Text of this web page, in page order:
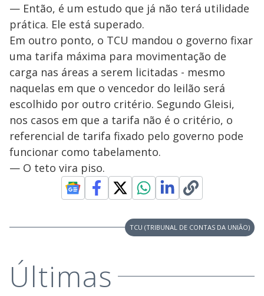
— Então, é um estudo que já não terá utilidade
prática. Ele está superado.
Em outro ponto, o TCU mandou o governo fixar
uma tarifa máxima para movimentação de
carga nas áreas a serem licitadas - mesmo
naquelas em que o vencedor do leilão será
escolhido por outro critério. Segundo Gleisi,
nos casos em que a tarifa não é o critério, o
referencial de tarifa fixado pelo governo pode
funcionar como tabelamento.
— O teto vira piso.
TCU (TRIBUNAL DE CONTAS DA UNIÃO)
Últimas